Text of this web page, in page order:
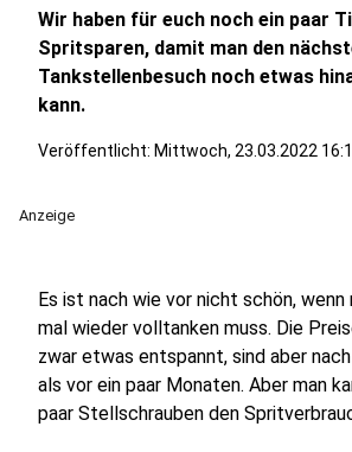
Wir haben für euch noch ein paar
Spritsparen, damit man den
Tankstellenbesuch noch etwas
kann.
Veröffentlicht: Mittwoch, 23.03.2022
Anzeige
Es ist nach wie vor nicht schön, wenn
mal wieder volltanken muss. Die
zwar etwas entspannt, sind aber
als vor ein paar Monaten. Aber man
paar Stellschrauben den